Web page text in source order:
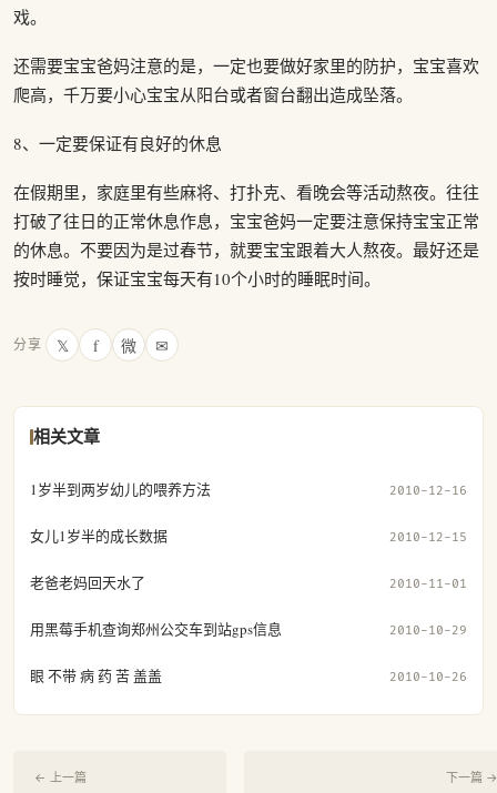
戏。
还需要宝宝爸妈注意的是，一定也要做好家里的防护，宝宝喜欢
爬高，千万要小心宝宝从阳台或者窗台翻出造成坠落。
8、一定要保证有良好的休息
在假期里，家庭里有些麻将、打扑克、看晚会等活动熬夜。往往
打破了往日的正常休息作息，宝宝爸妈一定要注意保持宝宝正常
的休息。不要因为是过春节，就要宝宝跟着大人熬夜。最好还是
按时睡觉，保证宝宝每天有10个小时的睡眠时间。
分享 𝕏 f 微 ✉
相关文章
1岁半到两岁幼儿的喂养方法 2010-12-16
女儿1岁半的成长数据 2010-12-15
老爸老妈回天水了 2010-11-01
用黑莓手机查询郑州公交车到站gps信息 2010-10-29
眼 不带 病 药 苦 盖盖 2010-10-26
← 上一篇 下一篇 →